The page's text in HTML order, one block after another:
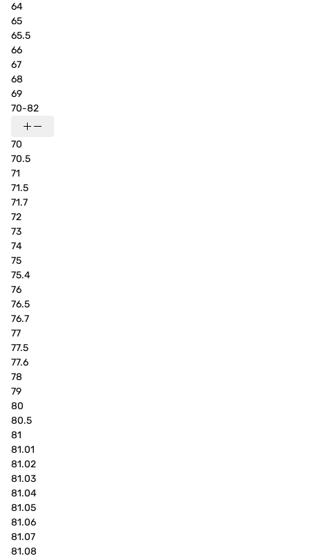
64
65
65.5
66
67
68
69
70-82
70
70.5
71
71.5
71.7
72
73
74
75
75.4
76
76.5
76.7
77
77.5
77.6
78
79
80
80.5
81
81.01
81.02
81.03
81.04
81.05
81.06
81.07
81.08